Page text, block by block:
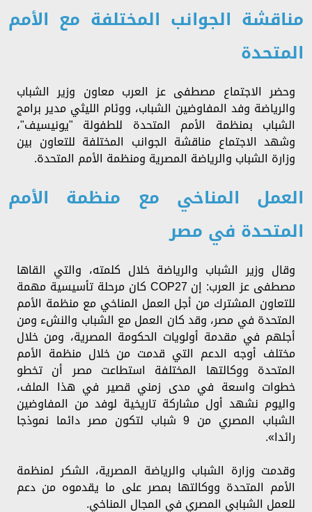
مناقشة الجوانب المختلفة مع الأمم
المتحدة
وحضر الاجتماع مصطفى عز العرب معاون وزير الشباب
والرياضة وفد المفاوضين الشباب، ووئام الليثي مدير برامج
الشباب بمنظمة الأمم المتحدة للطفولة "يونيسيف"،
وشهد الاجتماع مناقشة الجوانب المختلفة للتعاون بين
وزارة الشباب والرياضة المصرية ومنظمة الأمم المتحدة.
العمل المناخي مع منظمة الأمم
المتحدة في مصر
وقال وزير الشباب والرياضة خلال كلمته، والتي القاها
مصطفى عز العرب: إن COP27 كان مرحلة تأسيسية مهمة
للتعاون المشترك من أجل العمل المناخي مع منظمة الأمم
المتحدة في مصر، وقد كان العمل مع الشباب والنشء ومن
أجلهم في مقدمة أولويات الحكومة المصرية، ومن خلال
مختلف أوجه الدعم التي قدمت من خلال منظمة الأمم
المتحدة ووكالتها المختلفة استطاعت مصر أن تخطو
خطوات واسعة في مدى زمني قصير في هذا الملف،
واليوم نشهد أول مشاركة تاريخية لوفد من المفاوضين
الشباب المصري من 9 شباب لتكون مصر دائما نموذجا
رائدا».
وقدمت وزارة الشباب والرياضة المصرية، الشكر لمنظمة
الأمم المتحدة ووكالتها بمصر على ما يقدموه من دعم
للعمل الشبابي المصري في المجال المناخي.